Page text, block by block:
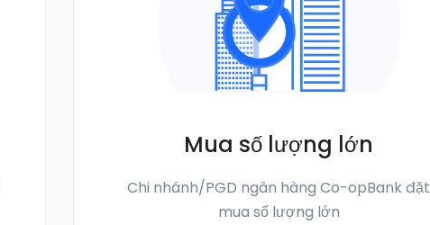
Mua số lượng lớn
Chi nhánh/PGD ngân hàng Co-opBank đặt
mua số lượng lớn